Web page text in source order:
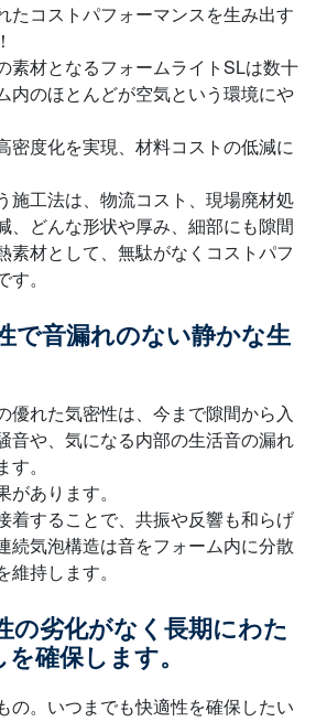
たコストパフォーマンスを生み出す
素材となるフォームライトSLは数十
内のほとんどが空気という環境にや
密度化を実現、材料コストの低減に
施工法は、物流コスト、現場廃材処
、どんな形状や厚み、細部にも隙間
素材として、無駄がなくコストパフ
。
で音漏れのない静かな生
優れた気密性は、今まで隙間から入
音や、気になる内部の生活音の漏れ
。
あります。
着することで、共振や反響も和らげ
続気泡構造は音をフォーム内に分散
持します。
の劣化がなく長期にわた
確保します。
の。いつまでも快適性を確保したい